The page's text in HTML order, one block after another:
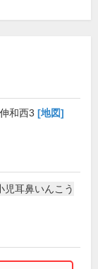
和西3 [地図]
児耳鼻いんこう